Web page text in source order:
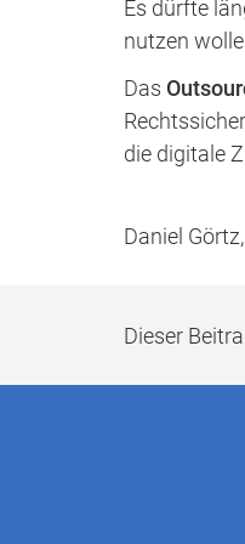
Es dürfte
nutzen
Das
die digitale
Daniel
Dieser